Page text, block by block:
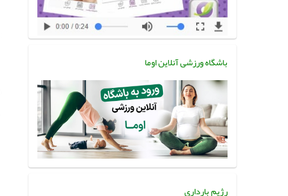
باشگاه ورزشی آنلاین اوما
رژیم بارداری